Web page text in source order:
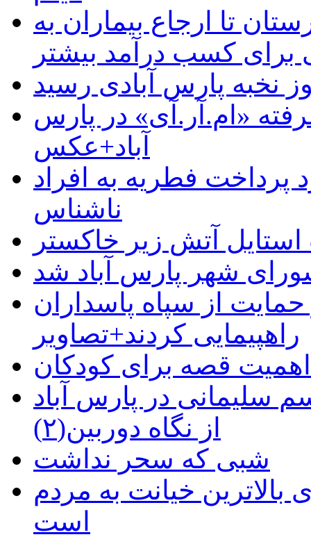
تا ارجاع بیماران به
کسب درآمد بیشتر
نخبه پارس آبادی رسید
«ام.آر.آی» در پارس
آباد+عکس
پرداخت فطریه به افراد
ناشناس
آتش زیر خاکستر
شهر پارس آباد شد
از سپاه پاسداران
راهپیمایی کردند+تصاویر
سلیمانی در پارس آباد
از نگاه دوربین(۲)
شبی که سحر نداشت
خیانت به مردم
است